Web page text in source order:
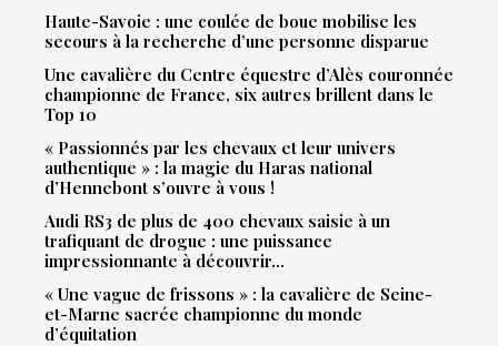
Haute-Savoie : une coulée de boue mobilise les
secours à la recherche d’une personne disparue
Une cavalière du Centre équestre d’Alès couronnée
championne de France, six autres brillent dans le
Top 10
« Passionnés par les chevaux et leur univers
authentique » : la magie du Haras national
d’Hennebont s’ouvre à vous !
Audi RS3 de plus de 400 chevaux saisie à un
trafiquant de drogue : une puissance
impressionnante à découvrir…
« Une vague de frissons » : la cavalière de Seine-
et-Marne sacrée championne du monde
d’équitation